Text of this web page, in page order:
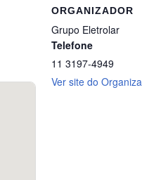
ORGANIZADOR
Grupo Eletrolar
Telefone
11 3197-4949
Ver site do